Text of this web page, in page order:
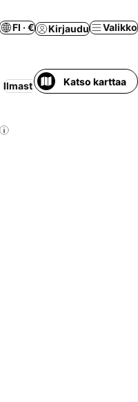
FI · € Kirjaudu Valikko
Ilmastointi Huoneisto
Katso karttaa